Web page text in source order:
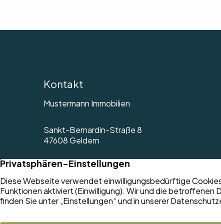
Kontakt
Mustermann Immobilien
Sankt-Bernardin-Straße 8
47608 Geldern
Rufen Sie uns an
02831 13060